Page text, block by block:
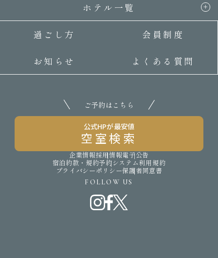
ホテル一覧
過ごし方 会員制度
お知らせ よくある質問
ご予約はこちら
公式HPが最安値
空室検索
企業情報採用情報電子公告
宿泊約款・規約予約システム利用規約
プライバシーポリシー保護者同意書
FOLLOW US